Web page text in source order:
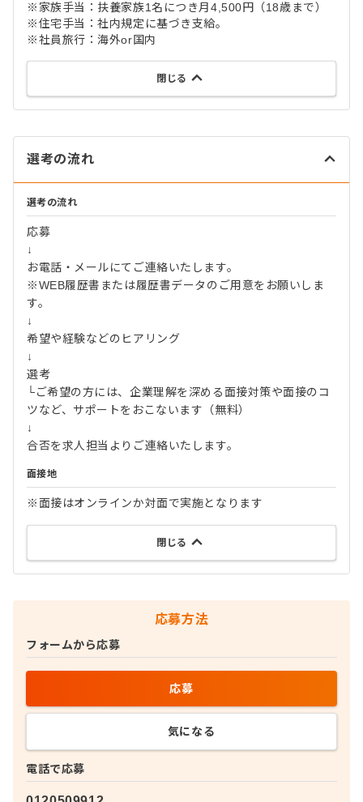
※家族手当：扶養家族1名につき月4,500円（18歳まで）
※住宅手当：社内規定に基づき支給。
※社員旅行：海外or国内
閉じる
選考の流れ
選考の流れ
応募
↓
お電話・メールにてご連絡いたします。
※WEB履歴書または履歴書データのご用意をお願いしま
す。
↓
希望や経験などのヒアリング
↓
選考
└ご希望の方には、企業理解を深める面接対策や面接のコ
ツなど、サポートをおこないます（無料）
↓
合否を求人担当よりご連絡いたします。
面接地
※面接はオンラインか対面で実施となります
閉じる
応募方法
電話で応募
フォームから応募
応募
気になる